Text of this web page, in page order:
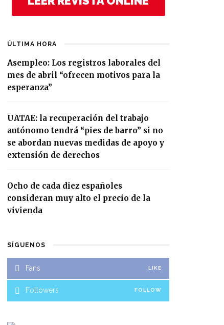
ÚLTIMA HORA
Asempleo: Los registros laborales del
mes de abril “ofrecen motivos para la
esperanza”
UATAE: la recuperación del trabajo
autónomo tendrá “pies de barro” si no
se abordan nuevas medidas de apoyo y
extensión de derechos
Ocho de cada diez españoles
consideran muy alto el precio de la
vivienda
SÍGUENOS
Fans LIKE
Followers FOLLOW